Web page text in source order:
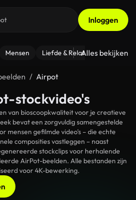
Inloggen
Mensen Liefde & Relaties - Fitness
Alles bekijken
Airpot
stockvideo's
van bioscoopkwaliteit voor je creatieve
bevat een zorgvuldig samengestelde
mensen gefilmde video's – die echte
composities vastleggen – naast
stockclips voor herhalende
AirPot-beelden. Alle bestanden zijn
voor 4K-bewerking.